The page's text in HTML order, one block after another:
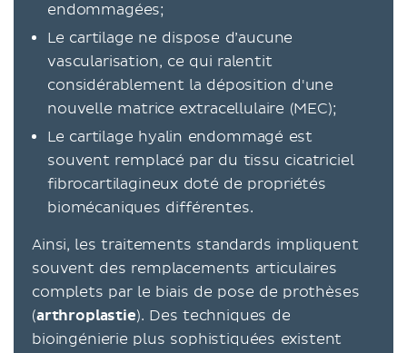
endommagées;
Le cartilage ne dispose d’aucune
vascularisation, ce qui ralentit
considérablement la déposition d'une
nouvelle matrice extracellulaire (MEC);
Le cartilage hyalin endommagé est
souvent remplacé par du tissu cicatriciel
fibrocartilagineux doté de propriétés
biomécaniques différentes.
Ainsi, les traitements standards impliquent
souvent des remplacements articulaires
complets par le biais de pose de prothèses
(arthroplastie). Des techniques de
bioingénierie plus sophistiquées existent